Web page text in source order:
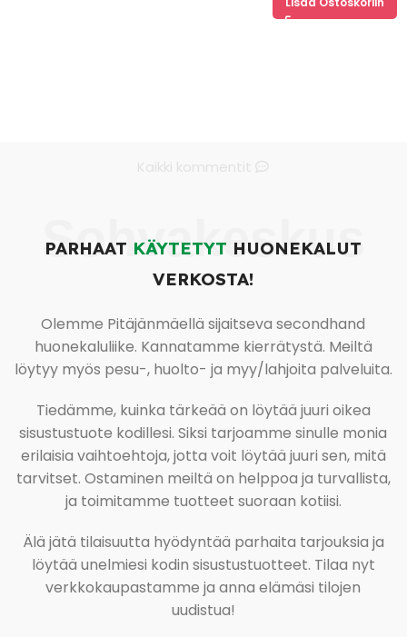
Sohvakeskus
PARHAAT KÄYTETYT HUONEKALUT
VERKOSTA!
Olemme Pitäjänmäellä sijaitseva secondhand
huonekaluliike. Kannatamme kierrätystä. Meiltä
löytyy myös pesu-, huolto- ja myy/lahjoita palveluita.
Tiedämme, kuinka tärkeää on löytää juuri oikea
sisustustuote kodillesi. Siksi tarjoamme sinulle monia
erilaisia vaihtoehtoja, jotta voit löytää juuri sen, mitä
tarvitset. Ostaminen meiltä on helppoa ja turvallista,
ja toimitamme tuotteet suoraan kotiisi.
Älä jätä tilaisuutta hyödyntää parhaita tarjouksia ja
löytää unelmiesi kodin sisustustuotteet. Tilaa nyt
verkkokaupastamme ja anna elämäsi tilojen
uudistua!